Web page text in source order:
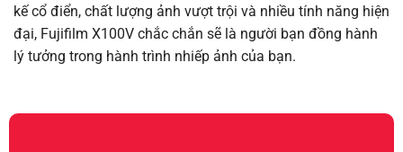
kế cổ điển, chất lượng ảnh vượt trội và nhiều tính năng hiện
đại, Fujifilm X100V chắc chắn sẽ là người bạn đồng hành
lý tưởng trong hành trình nhiếp ảnh của bạn.